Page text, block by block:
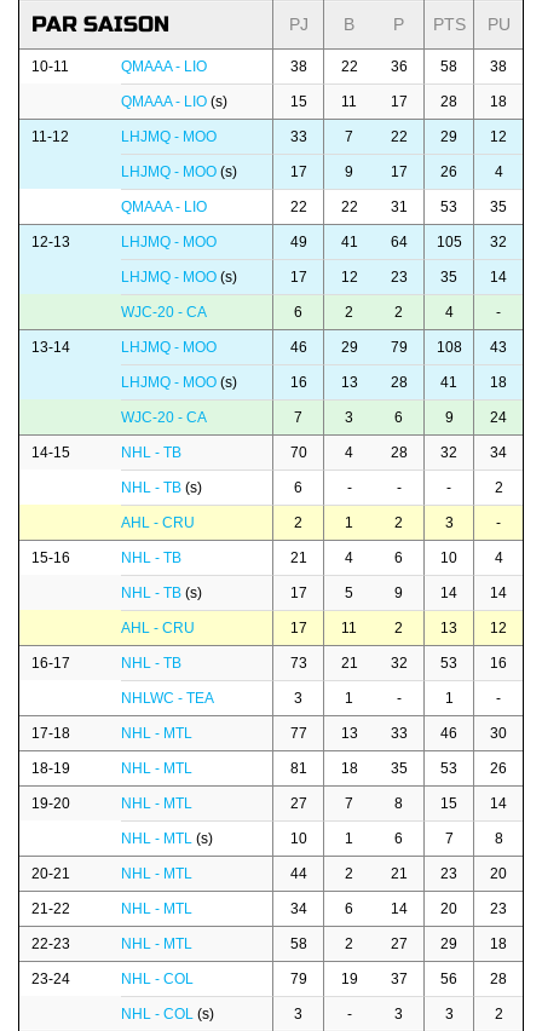
PAR SAISON PJ B P PTS PU
10-11 QMAAA - LIO 38 22 36 58 38
QMAAA - LIO (s) 15 11 17 28 18
11-12 LHJMQ - MOO 33 7 22 29 12
LHJMQ - MOO (s) 17 9 17 26 4
QMAAA - LIO 22 22 31 53 35
12-13 LHJMQ - MOO 49 41 64 105 32
LHJMQ - MOO (s) 17 12 23 35 14
WJC-20 - CA 6 2 2 4 -
13-14 LHJMQ - MOO 46 29 79 108 43
LHJMQ - MOO (s) 16 13 28 41 18
WJC-20 - CA 7 3 6 9 24
14-15 NHL - TB 70 4 28 32 34
NHL - TB (s) 6 - - - 2
AHL - CRU 2 1 2 3 -
15-16 NHL - TB 21 4 6 10 4
NHL - TB (s) 17 5 9 14 14
AHL - CRU 17 11 2 13 12
16-17 NHL - TB 73 21 32 53 16
NHLWC - TEA 3 1 - 1 -
17-18 NHL - MTL 77 13 33 46 30
18-19 NHL - MTL 81 18 35 53 26
19-20 NHL - MTL 27 7 8 15 14
NHL - MTL (s) 10 1 6 7 8
20-21 NHL - MTL 44 2 21 23 20
21-22 NHL - MTL 34 6 14 20 23
22-23 NHL - MTL 58 2 27 29 18
23-24 NHL - COL 79 19 37 56 28
NHL - COL (s) 3 - 3 3 2